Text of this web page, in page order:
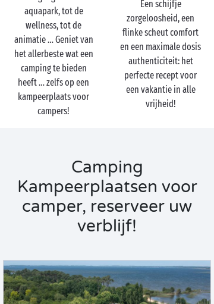
wellness-kuurbij Sandaya!
aquapark, tot de
wellness, tot de
animatie … Geniet van
het allerbeste wat een
camping te bieden
heeft … zelfs op een
kampeerplaats voor
campers!
Een schijfje
zorgeloosheid, een
flinke scheut comfort
en een maximale dosis
authenticiteit: het
perfecte recept voor
een vakantie in alle
vrijheid!
Camping
Kampeerplaatsen voor
camper, reserveer uw
verblijf!